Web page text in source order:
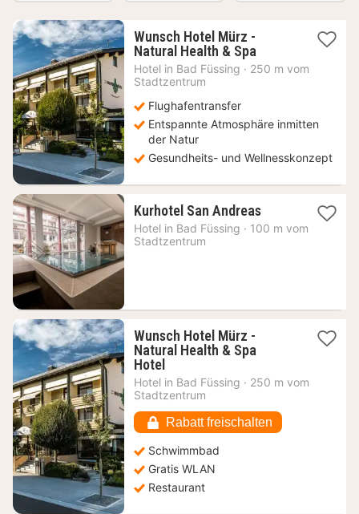
Wunsch Hotel Mürz -
Natural Health & Spa1
Nacht
Hotel in Bad Füssing · 250 m vom
Stadtzentrum
Flughafentransfer
Entspannte Atmosphäre inmitten
der Natur
Gesundheits- und Wellnesskonzept
Kurhotel San Andreas1
Nacht
Hotel in Bad Füssing · 100 m vom
Stadtzentrum
Wunsch Hotel Mürz -
Natural Health & Spa
Hotel1
Nacht
ab
€
Hotel in Bad Füssing · 250 m vom
Stadtzentrum
Rabatt freischalten
Schwimmbad
Gratis WLAN
Restaurant